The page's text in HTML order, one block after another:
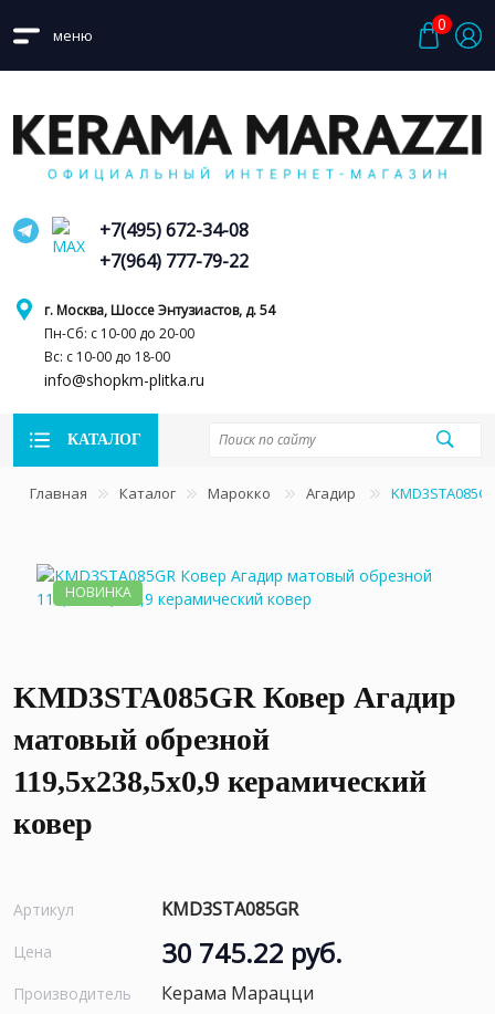
меню
0
г. Москва, Шоссе Энтузиастов, д. 54
Пн-Сб: с 10-00 до 20-00
Вс: с 10-00 до 18-00
info@shopkm-plitka.ru
+7(495) 672-34-08
+7(964) 777-79-22
КАТАЛОГ
Главная Каталог Марокко Агадир
НОВИНКА
KMD3STA085GR Ковер Агадир
матовый обрезной
119,5x238,5x0,9 керамический
ковер
Артикул KMD3STA085GR
Цена 30 745.22 руб.
Производитель Керама Марацци